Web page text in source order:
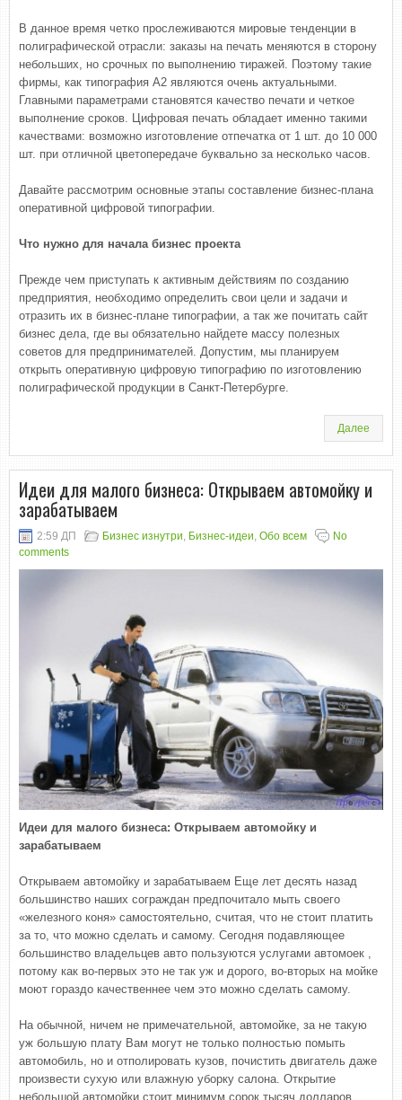
В данное время четко прослеживаются мировые тенденции в
полиграфической отрасли: заказы на печать меняются в сторону
небольших, но срочных по выполнению тиражей. Поэтому такие
фирмы, как типография А2 являются очень актуальными.
Главными параметрами становятся качество печати и четкое
выполнение сроков. Цифровая печать обладает именно такими
качествами: возможно изготовление отпечатка от 1 шт. до 10 000
шт. при отличной цветопередаче буквально за несколько часов.
Давайте рассмотрим основные этапы составление бизнес-плана
оперативной цифровой типографии.
Что нужно для начала бизнес проекта
Прежде чем приступать к активным действиям по созданию
предприятия, необходимо определить свои цели и задачи и
отразить их в бизнес-плане типографии, а так же почитать сайт
бизнес дела, где вы обязательно найдете массу полезных
советов для предпринимателей. Допустим, мы планируем
открыть оперативную цифровую типографию по изготовлению
полиграфической продукции в Санкт-Петербурге.
Далее
Идеи для малого бизнеса: Открываем автомойку и
зарабатываем
2:59 ДП Бизнес изнутри, Бизнес-идеи, Обо всем
No
comments
Идеи для малого бизнеса: Открываем автомойку и
зарабатываем
Открываем автомойку и зарабатываем Еще лет десять назад
большинство наших сограждан предпочитало мыть своего
«железного коня» самостоятельно, считая, что не стоит платить
за то, что можно сделать и самому. Сегодня подавляющее
большинство владельцев авто пользуются услугами автомоек ,
потому как во-первых это не так уж и дорого, во-вторых на мойке
моют гораздо качественнее чем это можно сделать самому.
На обычной, ничем не примечательной, автомойке, за не такую
уж большую плату Вам могут не только полностью помыть
автомобиль, но и отполировать кузов, почистить двигатель даже
произвести сухую или влажную уборку салона. Открытие
небольшой автомойки стоит минимум сорок тысяч долларов,